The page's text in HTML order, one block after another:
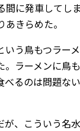
に発車してし
きらめた。
う鳥もつラー
ラーメンに鳥
るのは問題な
、こういう名